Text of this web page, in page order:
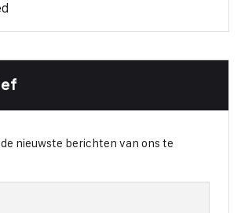
nieuwste berichten van ons te